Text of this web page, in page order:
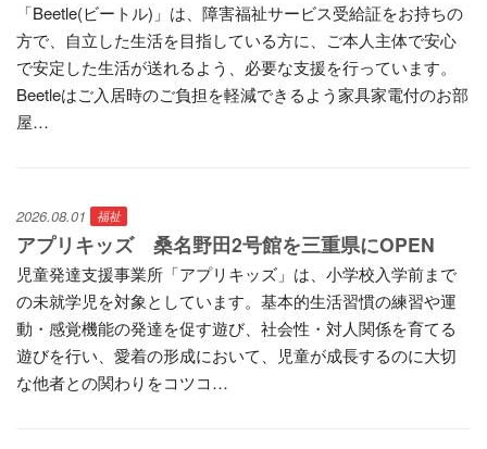
「Beetle(ビートル)」は、障害福祉サービス受給証をお持ちの
方で、自立した生活を目指している方に、ご本人主体で安心
で安定した生活が送れるよう、必要な支援を行っています。
Beetleはご入居時のご負担を軽減できるよう家具家電付のお部
屋…
2026.08.01 福祉
アプリキッズ 桑名野田2号館を三重県にOPEN
児童発達支援事業所「アプリキッズ」は、小学校入学前まで
の未就学児を対象としています。基本的生活習慣の練習や運
動・感覚機能の発達を促す遊び、社会性・対人関係を育てる
遊びを行い、愛着の形成において、児童が成長するのに大切
な他者との関わりをコツコ…